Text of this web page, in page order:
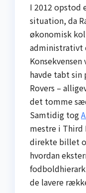
I 2012 opstod
situation, da
økonomisk
administrativt
havde tabt
Rovers –
det tomme
Samtidig tog
mestre i Third
direkte billet
hvordan
de lavere